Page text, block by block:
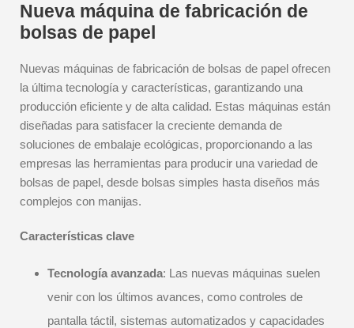
Nueva máquina de fabricación de
bolsas de papel
Nuevas máquinas de fabricación de bolsas de papel ofrecen
la última tecnología y características, garantizando una
producción eficiente y de alta calidad. Estas máquinas están
diseñadas para satisfacer la creciente demanda de
soluciones de embalaje ecológicas, proporcionando a las
empresas las herramientas para producir una variedad de
bolsas de papel, desde bolsas simples hasta diseños más
complejos con manijas.
Características clave
Tecnología avanzada: Las nuevas máquinas suelen
venir con los últimos avances, como controles de
pantalla táctil, sistemas automatizados y capacidades